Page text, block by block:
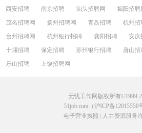
西安招聘
南京招聘 汕头招聘网 揭阳招聘
茂名招聘网
扬州招聘网 青岛招聘 杭州招
台州招聘网
杭州银行招聘 襄阳招聘 安庆
十堰招聘
保定招聘 苏州银行招聘 唐山招
乐山招聘
上饶招聘网
无忧工作网版权所有©1999-
51job.com（沪ICP备12015550
电子营业执照
人力资源服务